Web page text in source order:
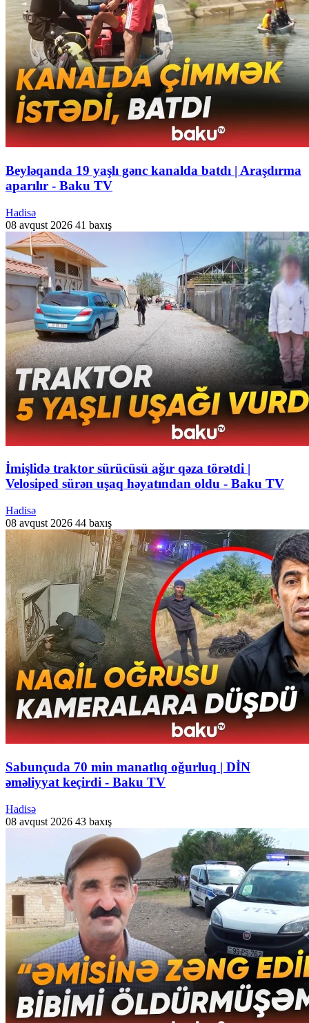
Beyləqanda 19 yaşlı gənc kanalda batdı | Araşdırma
aparılır - Baku TV
Hadisə
08 avqust 2026 41 baxış
İmişlidə traktor sürücüsü ağır qəza törətdi |
Velosiped sürən uşaq həyatından oldu - Baku TV
Hadisə
08 avqust 2026 44 baxış
Sabunçuda 70 min manatlıq oğurluq | DİN
əməliyyat keçirdi - Baku TV
Hadisə
08 avqust 2026 43 baxış